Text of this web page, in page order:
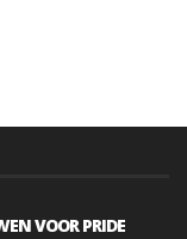
VOOR PRIDE